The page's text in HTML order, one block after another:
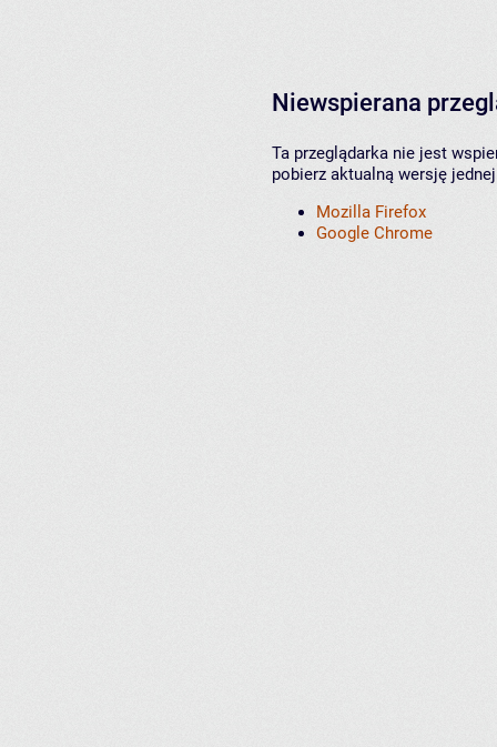
Niewspierana
Ta przeglądarka nie jest
pobierz aktualną wersję
Mozilla Firefox
Google Chrome